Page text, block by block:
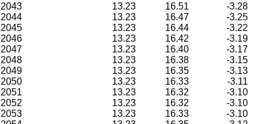
2043
13.23 16.51
-3.28
2044
13.23 16.47
-3.25
2045
13.23 16.44
-3.22
2046
13.23 16.42
-3.19
2047
13.23 16.40
-3.17
2048
13.23 16.38
-3.15
2049
13.23 16.35
-3.13
2050
13.23 16.33
-3.11
2051
13.23 16.32
-3.10
2052
13.23 16.32
-3.10
2053
13.23 16.33
-3.10